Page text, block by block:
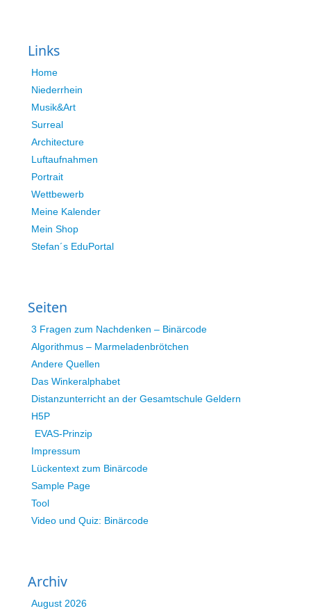
Links
Home
Niederrhein
Musik&Art
Surreal
Architecture
Luftaufnahmen
Portrait
Wettbewerb
Meine Kalender
Mein Shop
Stefan´s EduPortal
Seiten
3 Fragen zum Nachdenken – Binärcode
Algorithmus – Marmeladenbrötchen
Andere Quellen
Das Winkeralphabet
Distanzunterricht an der Gesamtschule Geldern
H5P
EVAS-Prinzip
Impressum
Lückentext zum Binärcode
Sample Page
Tool
Video und Quiz: Binärcode
Archiv
August 2026